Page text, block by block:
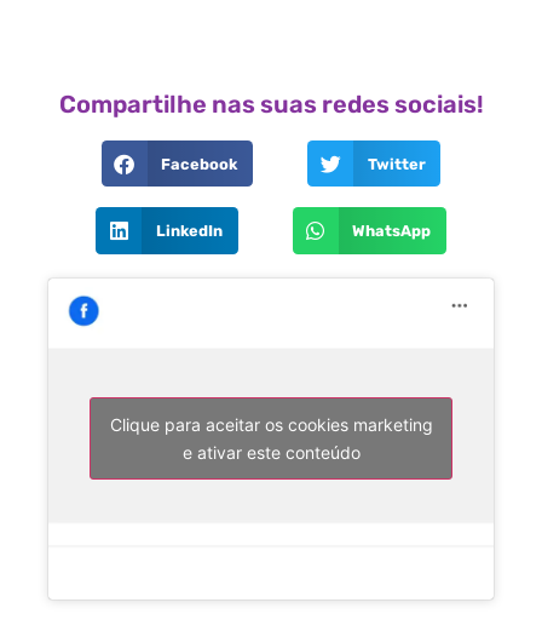
Compartilhe nas suas redes sociais!
Facebook Twitter
LinkedIn WhatsApp
Clique para aceitar os cookies marketing
e ativar este conteúdo